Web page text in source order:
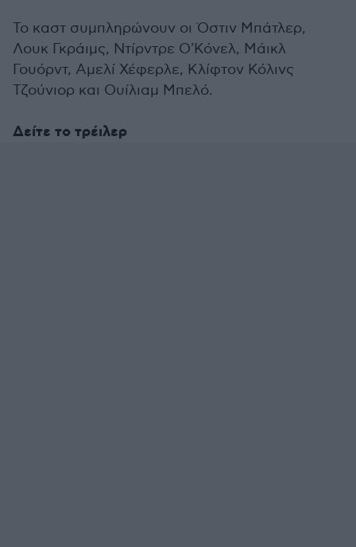
Το καστ συμπληρώνουν οι Όστιν Μπάτλερ,
Λουκ Γκράιμς, Ντίρντρε Ο'Κόνελ, Μάικλ
Γουόρντ, Αμελί Χέφερλε, Κλίφτον Κόλινς
Τζούνιορ και Ουίλιαμ Μπελό.
Δείτε το τρέιλερ